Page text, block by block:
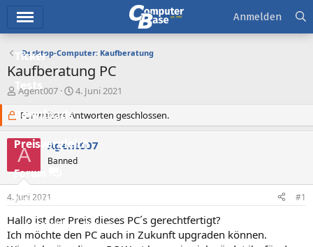
Ticker
Tests
Downloads
Preisvergleich
Forum
Aktuelles
Empfohlene Inhalte
Anmelden
Desktop-Computer: Kaufberatung
Kaufberatung PC
E
s
t
e
l
e
Agent007
E
s
t
e
l
l
m
4. Juni 2021
Für weitere Antworten geschlossen.
A Agent007
Banned
4. Juni 2021 #1
Hallo ist der Preis dieses PC´s gerechtfertigt?
Ich möchte den PC auch in Zukunft upgraden können.